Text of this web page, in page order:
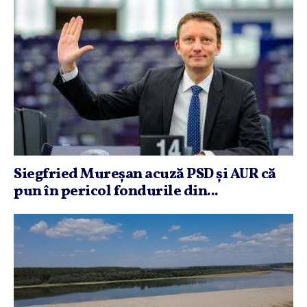
Siegfried Mureşan acuză PSD şi AUR că
pun în pericol fondurile din...